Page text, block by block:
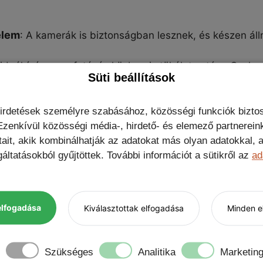
Süti beállítások
személyre szabásához, közösségi funkciók
közösségi média-, hirdető- és elemező
akik kombinálhatják az adatokat más olyan adatokkal,
gyűjtöttek. További információt a sütikről az
Kiválasztottak elfogadása Minden
Szükséges Analitika Marketing
: A kamerák is biztonságban lesznek, és készen
vagy fotózás közben is tökéletes társ.
könnyen hozzáférhető marad.
A mágnes nem befolyásolja a telefon
ha erősebb védelmet szeretnél, és olyan társra
ha nem akarsz kompromisszumokat kötni.
egy lépést a teljes körű, erősebb telefonvédelem